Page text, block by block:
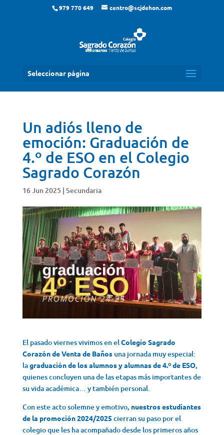
979 770 649 centro@scjdehon.com
Seleccionar página
Un adiós lleno de
emoción: Graduación de
4.º de ESO en el Colegio
Sagrado Corazón
16 Jun 2025 | Secundaria
El pasado viernes vivimos en elColegio Sagrado
Corazón de Venta de Bañosuna jornada muy especial:
lagraduación de los alumnos y alumnas de 4.º de ESO,
quienes concluyen una de las etapas más importantes de
su vida académica… y también personal.
Con este acto solemne y emotivo, nuestros estudiantes
de la promoción 2024/2025 cierran su paso por el
colegio que les ha acompañado desde los primeros años